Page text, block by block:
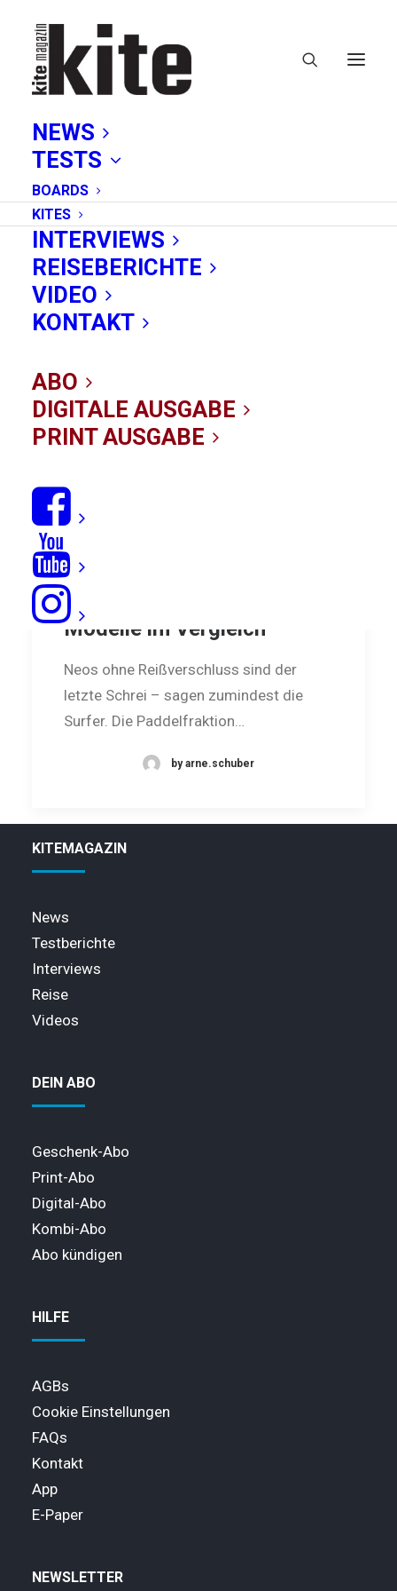
NEWS
TESTS
BOARDS
KITES
INTERVIEWS
REISEBERICHTE
VIDEO
KONTAKT
ABO
DIGITALE AUSGABE
PRINT AUSGABE
reissverschluss
Zippless-Neos: Zwei
Modelle im Vergleich
Neos ohne Reißverschluss sind der
letzte Schrei – sagen zumindest die
Surfer. Die Paddelfraktion…
by arne.schuber
KITEMAGAZIN
News
Testberichte
Interviews
Reise
Videos
DEIN ABO
Geschenk-Abo
Print-Abo
Digital-Abo
Kombi-Abo
Abo kündigen
HILFE
AGBs
Cookie Einstellungen
FAQs
Kontakt
App
E-Paper
NEWSLETTER